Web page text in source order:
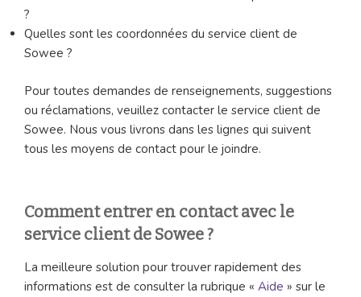
?
Quelles sont les coordonnées du service client de
Sowee ?
Pour toutes demandes de renseignements, suggestions
ou réclamations, veuillez contacter le service client de
Sowee. Nous vous livrons dans les lignes qui suivent
tous les moyens de contact pour le joindre.
Comment entrer en contact avec le
service client de Sowee ?
La meilleure solution pour trouver rapidement des
informations est de consulter la rubrique « Aide » sur le